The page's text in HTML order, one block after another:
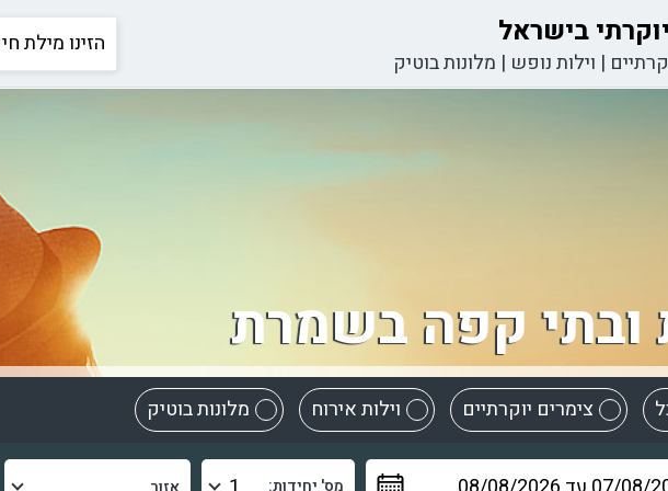
בישראל
| וילות נופש | מלונות בוטיק
ובתי קפה בשמרת
צימרים יוקרתיים וילות אירוח מלונות בוטיק
מס' יחידות: